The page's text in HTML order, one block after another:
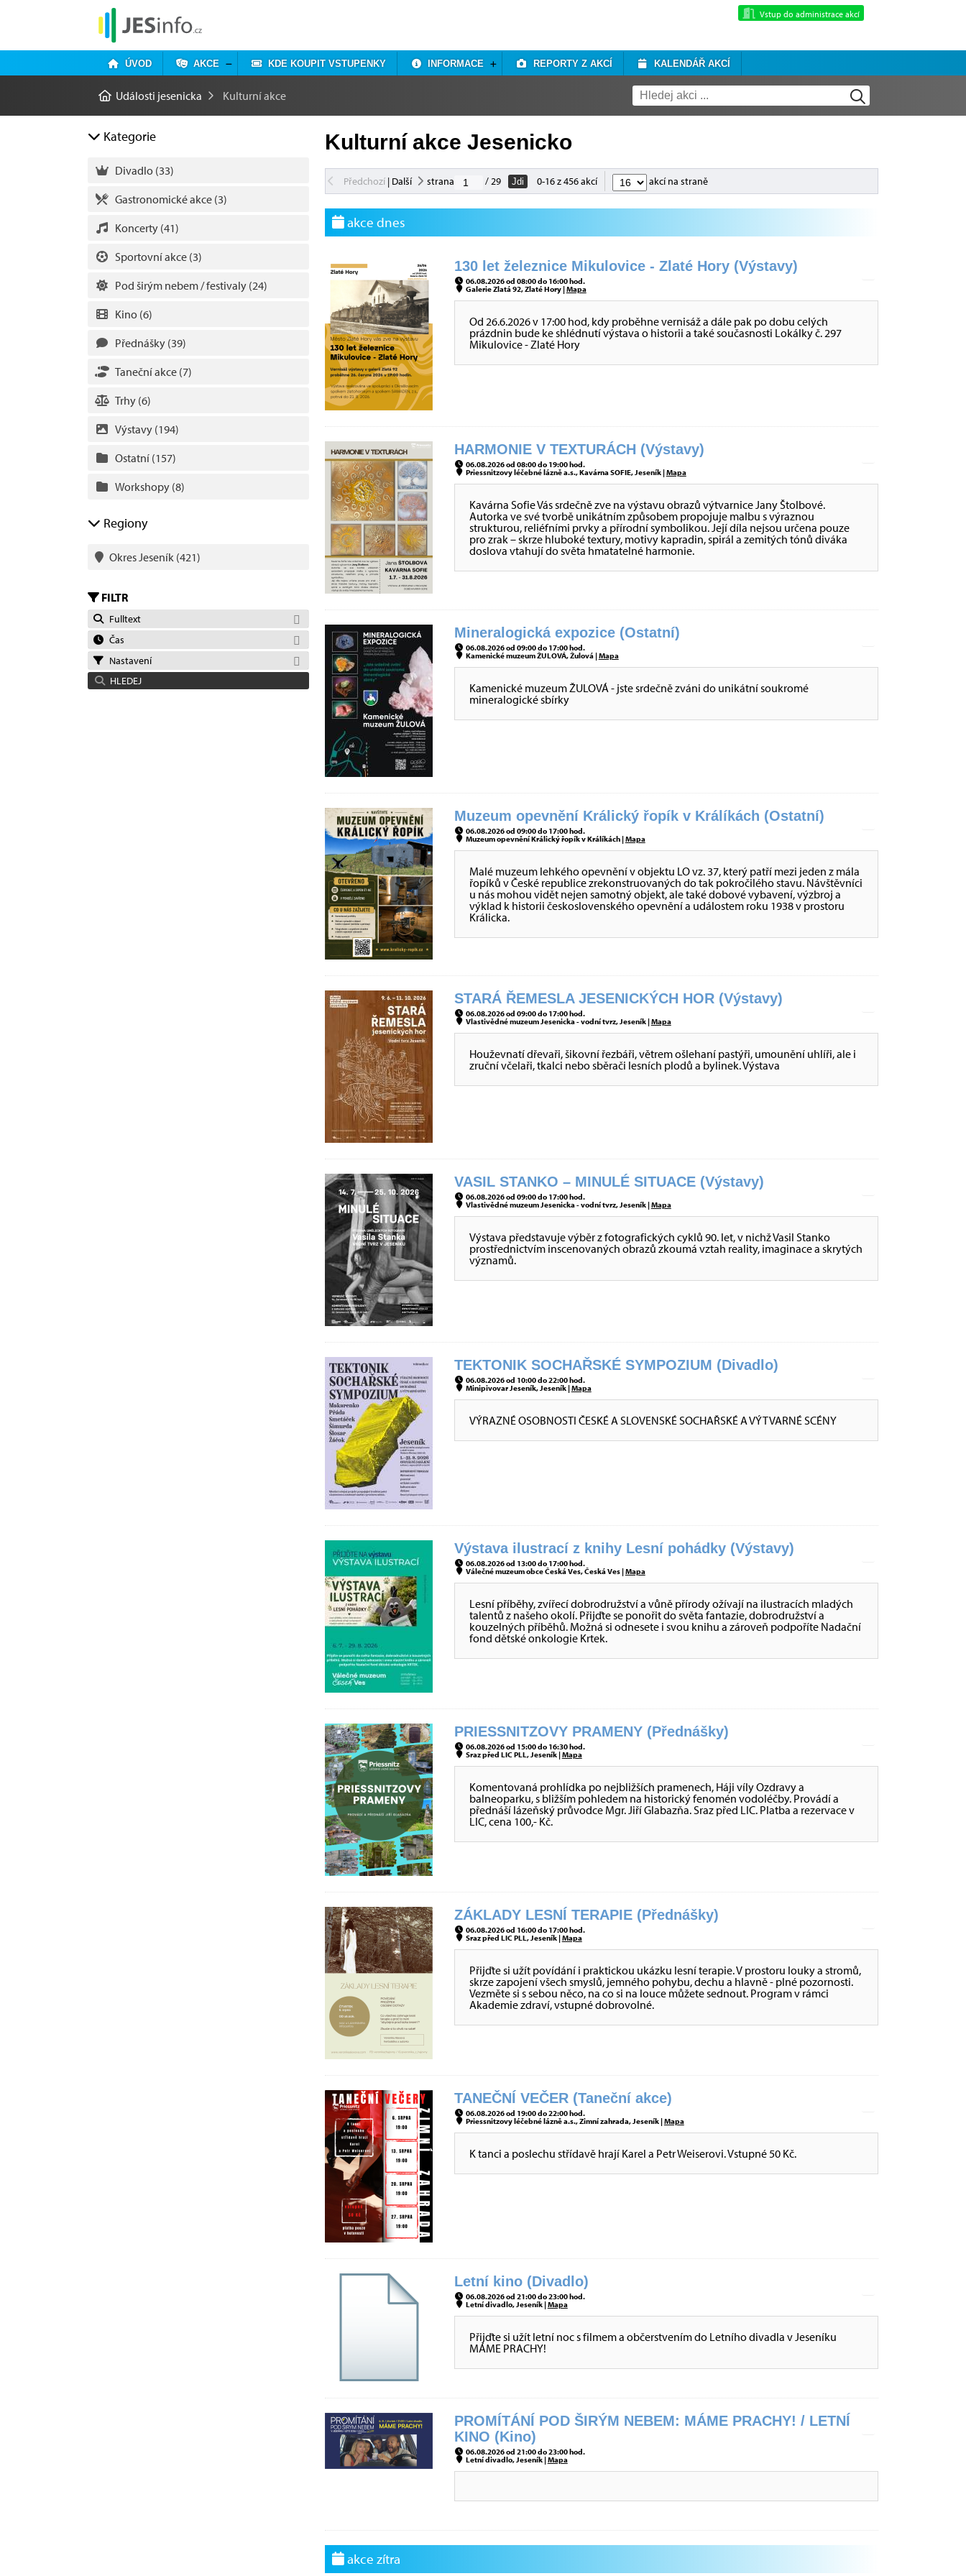
Vstup do administrace akcí
ÚVOD AKCE KDE KOUPIT VSTUPENKY INFORMACE REPORTY Z AKCÍ KALENDÁŘ AKCÍ
Události jesenicka Kulturní akce
Kategorie
Divadlo (33)
Gastronomické akce (3)
Koncerty (41)
Sportovní akce (3)
Pod širým nebem / festivaly (24)
Kino (6)
Přednášky (39)
Taneční akce (7)
Trhy (6)
Výstavy (194)
Ostatní (157)
Workshopy (8)
Regiony
Okres Jeseník (421)
FILTR
Fulltext
Čas
Nastavení
HLEDEJ
Kulturní akce Jesenicko
Předchozí| Další strana / 29 Jdi 0-16 z 456 akcí akcí na straně
akce dnes
130 let železnice Mikulovice - Zlaté Hory (Výstavy)
06.08.2026 od 08:00 do 16:00 hod.
Galerie Zlatá 92, Zlaté Hory |Mapa
Od 26.6.2026 v 17:00 hod, kdy proběhne vernisáž a dále pak po dobu celých
prázdnin bude ke shlédnutí výstava o historii a také současnosti Lokálky č. 297
Mikulovice - Zlaté Hory
HARMONIE V TEXTURÁCH (Výstavy)
06.08.2026 od 08:00 do 19:00 hod.
Priessnitzovy léčebné lázně a.s., Kavárna SOFIE, Jeseník |Mapa
Kavárna Sofie Vás srdečně zve na výstavu obrazů výtvarnice Jany Štolbové.
Autorka ve své tvorbě unikátním způsobem propojuje malbu s výraznou
strukturou, reliéfními prvky a přírodní symbolikou. Její díla nejsou určena pouze
pro zrak – skrze hluboké textury, motivy kapradin, spirál a zemitých tónů diváka
doslova vtahují do světa hmatatelné harmonie.
Mineralogická expozice (Ostatní)
06.08.2026 od 09:00 do 17:00 hod.
Kamenické muzeum ŽULOVÁ, Žulová |Mapa
Kamenické muzeum ŽULOVÁ - jste srdečně zváni do unikátní soukromé
mineralogické sbírky
Muzeum opevnění Králický řopík v Králíkách (Ostatní)
06.08.2026 od 09:00 do 17:00 hod.
Muzeum opevnění Králický řopík v Králíkách |Mapa
Malé muzeum lehkého opevnění v objektu LO vz. 37, který patří mezi jeden z mála
řopíků v České republice zrekonstruovaných do tak pokročilého stavu. Návštěvníci
u nás mohou vidět nejen samotný objekt, ale také dobové vybavení, výzbroj a
výklad k historii československého opevnění a událostem roku 1938 v prostoru
Králicka.
STARÁ ŘEMESLA JESENICKÝCH HOR (Výstavy)
06.08.2026 od 09:00 do 17:00 hod.
Vlastivědné muzeum Jesenicka - vodní tvrz, Jeseník |Mapa
Houževnatí dřevaři, šikovní řezbáři, větrem ošlehaní pastýři, umounění uhlíři, ale i
zruční včelaři, tkalci nebo sběrači lesních plodů a bylinek. Výstava
VASIL STANKO – MINULÉ SITUACE (Výstavy)
06.08.2026 od 09:00 do 17:00 hod.
Vlastivědné muzeum Jesenicka - vodní tvrz, Jeseník |Mapa
Výstava představuje výběr z fotografických cyklů 90. let, v nichž Vasil Stanko
prostřednictvím inscenovaných obrazů zkoumá vztah reality, imaginace a skrytých
významů.
TEKTONIK SOCHAŘSKÉ SYMPOZIUM (Divadlo)
06.08.2026 od 10:00 do 22:00 hod.
Minipivovar Jeseník, Jeseník |Mapa
VÝRAZNÉ OSOBNOSTI ČESKÉ A SLOVENSKÉ SOCHAŘSKÉ A VÝTVARNÉ SCÉNY
Výstava ilustrací z knihy Lesní pohádky (Výstavy)
06.08.2026 od 13:00 do 17:00 hod.
Válečné muzeum obce Česká Ves, Česká Ves |Mapa
Lesní příběhy, zvířecí dobrodružství a vůně přírody ožívají na ilustracích mladých
talentů z našeho okolí. Přijďte se ponořit do světa fantazie, dobrodružství a
kouzelných příběhů. Možná si odnesete i svou knihu a zároveň podpoříte Nadační
fond dětské onkologie Krtek.
PRIESSNITZOVY PRAMENY (Přednášky)
06.08.2026 od 15:00 do 16:30 hod.
Sraz před LIC PLL, Jeseník |Mapa
Komentovaná prohlídka po nejbližších pramenech, Háji víly Ozdravy a
balneoparku, s bližším pohledem na historický fenomén vodoléčby. Provádí a
přednáší lázeňský průvodce Mgr. Jiří Glabazňa. Sraz před LIC. Platba a rezervace v
LIC, cena 100,- Kč.
ZÁKLADY LESNÍ TERAPIE (Přednášky)
06.08.2026 od 16:00 do 17:00 hod.
Sraz před LIC PLL, Jeseník |Mapa
Přijďte si užít povídání i praktickou ukázku lesní terapie. V prostoru louky a stromů,
skrze zapojení všech smyslů, jemného pohybu, dechu a hlavně - plné pozornosti.
Vezměte si s sebou něco, na co si na louce můžete sednout. Program v rámci
Akademie zdraví, vstupné dobrovolné.
TANEČNÍ VEČER (Taneční akce)
06.08.2026 od 19:00 do 22:00 hod.
Priessnitzovy léčebné lázně a.s., Zimní zahrada, Jeseník |Mapa
K tanci a poslechu střídavě hrají Karel a Petr Weiserovi. Vstupné 50 Kč.
Letní kino (Divadlo)
06.08.2026 od 21:00 do 23:00 hod.
Letní divadlo, Jeseník |Mapa
Přijďte si užít letní noc s filmem a občerstvením do Letního divadla v Jeseníku
MÁME PRACHY!
PROMÍTÁNÍ POD ŠIRÝM NEBEM: MÁME PRACHY! / LETNÍ
KINO (Kino)
06.08.2026 od 21:00 do 23:00 hod.
Letní divadlo, Jeseník |Mapa
akce zítra